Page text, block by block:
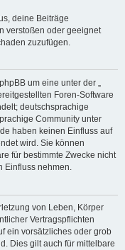
deine Beiträge
verstoßen oder geeignet
zuzufügen.
um eine unter der „
Foren-Software
deutschsprachige
Community unter
haben keinen Einfluss auf
wird. Sie können
für bestimmte Zwecke nicht
Einfluss nehmen.
von Leben, Körper
Vertragspflichten
ein vorsätzliches oder grob
Dies gilt auch für mittelbare